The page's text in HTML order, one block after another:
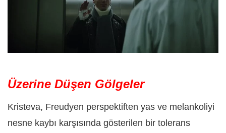
Üzerine Düşen Gölgeler
Kristeva, Freudyen perspektiften yas ve melankoliyi
nesne kaybı karşısında gösterilen bir tolerans